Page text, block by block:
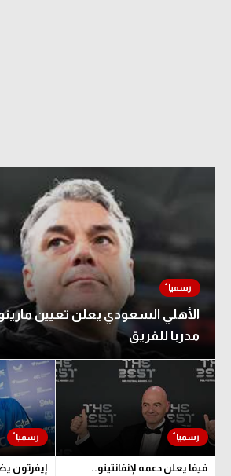
الأهلي السعودي يعلن تعيين
مدربا للفريق
فيفا يعلن دعمه لإنفانتينو..
إيفرتون